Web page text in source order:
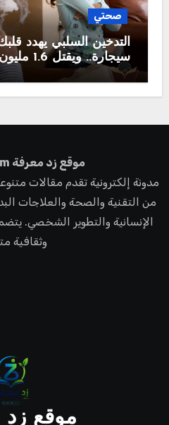
صحتي
التدخين السلبي يهدد
سيجارة.. ويقتل 1.6 مليون شخص سنويا
موقع زد معرفة ma3rfh.com
مدونة إلكترونية تقدم مقالات
من التقنية والصحة والعلاجات
الإنسانية والتطوير الشخصي.
وثقافية
موقع زد